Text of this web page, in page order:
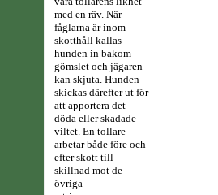
med en räv. När
fåglarna är inom
skotthåll kallas
hunden in bakom
gömslet och jägaren
kan skjuta. Hunden
skickas därefter ut för
att apportera det
döda eller skadade
viltet. En tollare
arbetar både före och
efter skott till
skillnad mot de
övriga